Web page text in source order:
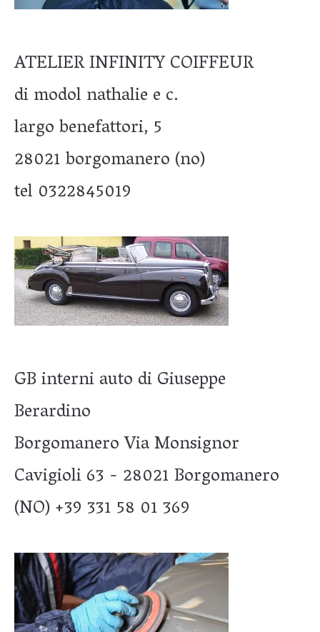
ATELIER INFINITY COIFFEUR
di modol nathalie e c.
largo benefattori, 5
28021 borgomanero (no)
tel 0322845019
GB interni auto di Giuseppe
Berardino
Borgomanero Via Monsignor
Cavigioli 63 - 28021 Borgomanero
(NO) +39 331 58 01 369